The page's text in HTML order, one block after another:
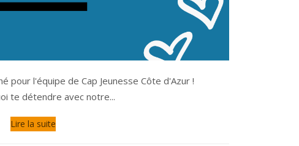
pour l'équipe de Cap Jeunesse Côte d'Azur !
te détendre avec notre...
Lire la suite